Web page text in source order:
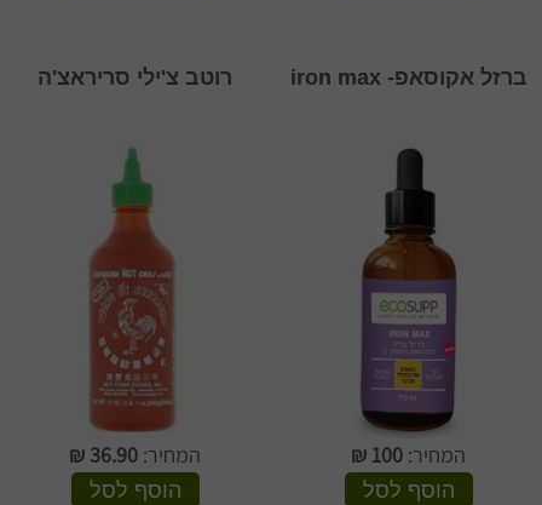
ברזל אקוסאפ- iron max
המחיר: 100
₪
הוסף לסל
רוטב צ'ילי סריראצ'ה
המחיר: 36.90
₪
הוסף לסל